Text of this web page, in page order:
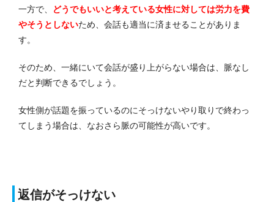
一方で、
どうでもいいと考えている女性に対しては労力を費
やそうとしないため、会話も適当に済ませることがありま
す。
そのため、一緒にいて会話が盛り上がらない場合は、脈なし
だと判断できるでしょう。
女性側が話題を振っているのにそっけないやり取りで終わっ
てしまう場合は、なおさら脈の可能性が高いです。
返信がそっけない